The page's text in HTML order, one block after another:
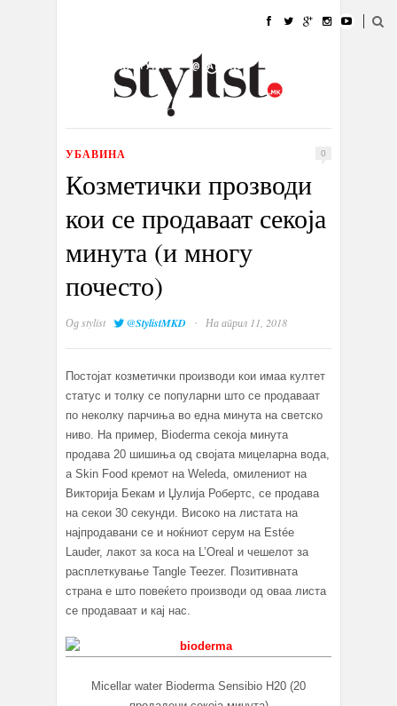
УБАВИНА
КУЛТУРА @РАБОТА
ИЗЛОГ
УБАВИНА 0
Козметички прозводи
кои се продаваат секоја
минута (и многу
почесто)
Одstylist @StylistMKD · На април 11, 2018
Постојат козметички производи кои имаа култет
статус и толку се популарни што се продаваат
по неколку парчиња во една минута на светско
ниво. На пример, Bioderma секоја минута
продава 20 шишиња од својата мицеларна вода,
а Skin Food кремот на Weleda, омилениот на
Викторија Бекам и Џулија Робертс, се продава
на секои 30 секунди. Високо на листата на
најпродавани се и ноќниот серум на Estée
Lauder, лакот за коса на L’Oreal и чешелот за
расплеткување Tangle Teezer. Позитивната
страна е што повеќето производи од оваа листа
се продаваат и кај нас.
Micellar water Bioderma Sensibio H20 (20